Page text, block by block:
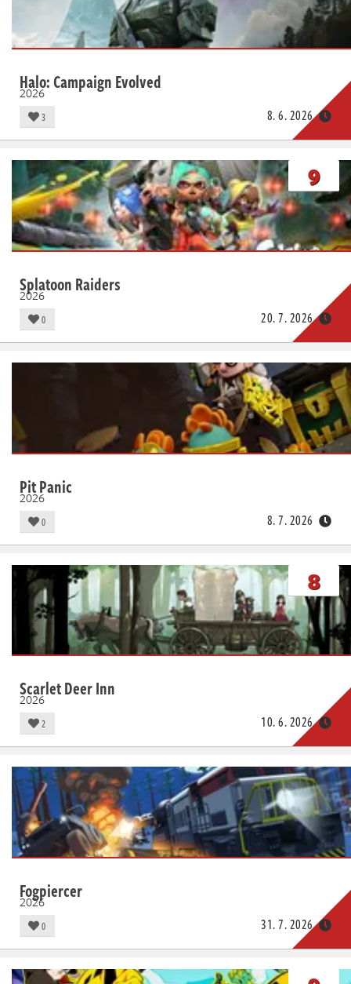
Halo: Campaign Evolved
2026
3 8. 6. 2026
9
Splatoon Raiders
2026
0 20. 7. 2026
Pit Panic
2026
0 8. 7. 2026
8
Scarlet Deer Inn
2026
2 10. 6. 2026
Fogpiercer
2026
0 31. 7. 2026